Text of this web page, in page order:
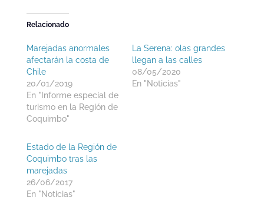
Relacionado
Marejadas anormales
afectarán la costa de
Chile
20/01/2019
En "Informe especial de
turismo en la Región de
Coquimbo"
La Serena: olas grandes
llegan a las calles
08/05/2020
En "Noticias"
Estado de la Región de
Coquimbo tras las
marejadas
26/06/2017
En "Noticias"